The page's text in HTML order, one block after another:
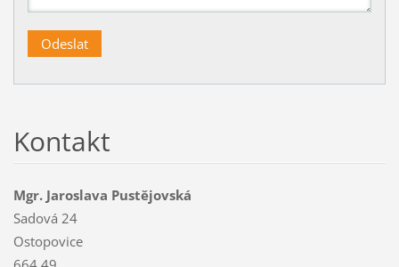
Kontakt
Mgr. Jaroslava Pustějovská
Sadová 24
Ostopovice